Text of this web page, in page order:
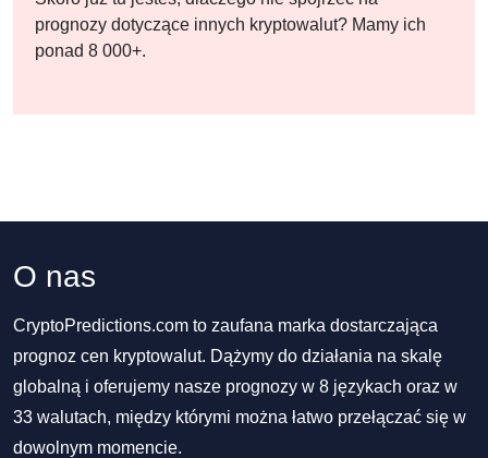
prognozy dotyczące innych kryptowalut? Mamy ich
ponad 8 000+.
O nas
CryptoPredictions.com to zaufana marka dostarczająca
prognoz cen kryptowalut. Dążymy do działania na skalę
globalną i oferujemy nasze prognozy w 8 językach oraz w
33 walutach, między którymi można łatwo przełączać się w
dowolnym momencie.